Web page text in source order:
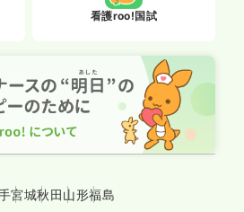
看護roo!国試
宮城秋田山形福島